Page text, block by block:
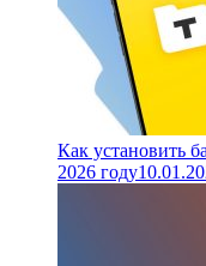
Как установить
2026 году